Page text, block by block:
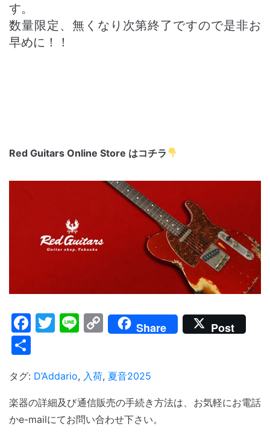
す。
数量限定、無くなり次第終了ですので是非お
早めに！！
Red Guitars Online Store はコチラ
Facebook
Twitter
LineCopy
Link
Share Post
タグ: D’Addario, 入荷, 夏音2025
楽器の詳細及び通信販売の手続き方法は、お気軽にお電話
かe-mailにてお問い合わせ下さい。